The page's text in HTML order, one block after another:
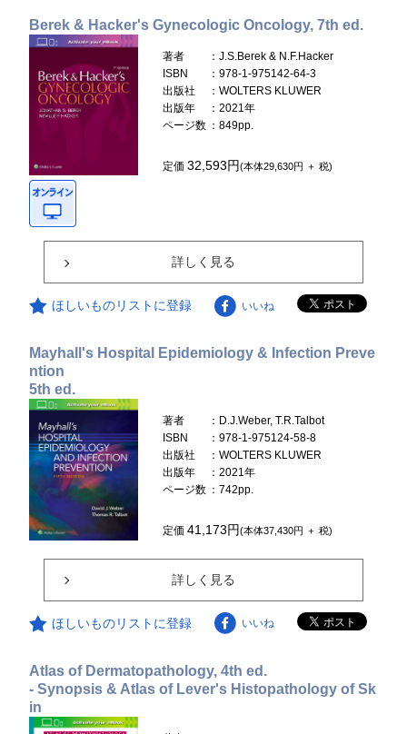
Berek & Hacker's Gynecologic Oncology, 7th ed.
著者
：J.S.Berek & N.F.Hacker
ISBN
：978-1-975142-64-3
出版社
：WOLTERS KLUWER
出版年
：2021年
ページ数 ：849pp.
定価32,593円(本体29,630円 ＋ 税)
詳しく見る
ほしいものリストに登録 いいね
Mayhall's Hospital Epidemiology & Infection Preve
ntion
5th ed.
著者
：D.J.Weber, T.R.Talbot
ISBN
：978-1-975124-58-8
出版社
：WOLTERS KLUWER
出版年
：2021年
ページ数 ：742pp.
定価41,173円(本体37,430円 ＋ 税)
詳しく見る
ほしいものリストに登録 いいね
Atlas of Dermatopathology, 4th ed.
- Synopsis & Atlas of Lever's Histopathology of Sk
in